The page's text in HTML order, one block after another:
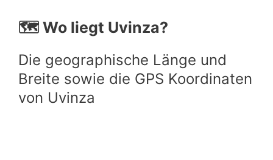
🗺️ Wo liegt Uvinza?
Die geographische Länge und
Breite sowie die GPS Koordinaten
von Uvinza